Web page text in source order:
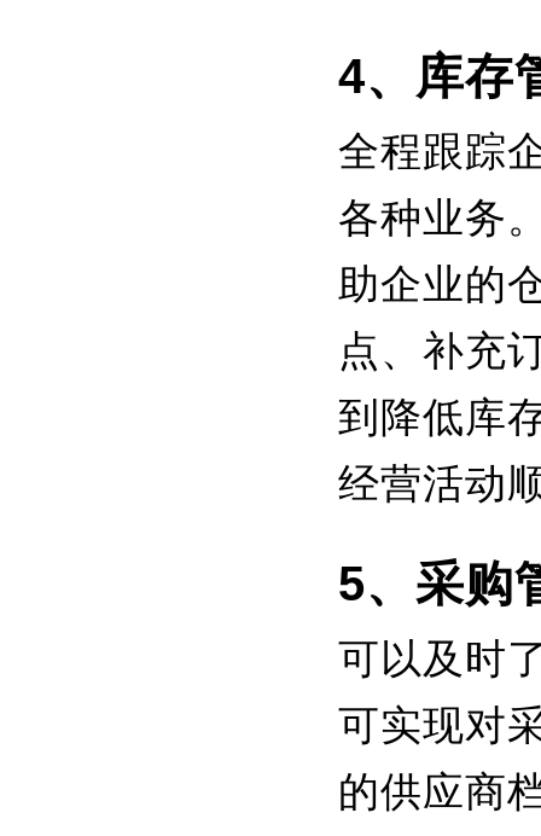
4、库存
全程跟踪
各种业务
助企业的
点、补充
到降低库
经营活动
5、采购
可以及时
可实现对
的供应商